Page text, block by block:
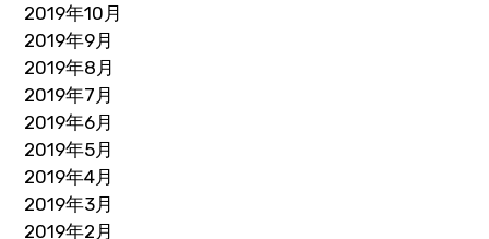
2019年10月
2019年9月
2019年8月
2019年7月
2019年6月
2019年5月
2019年4月
2019年3月
2019年2月